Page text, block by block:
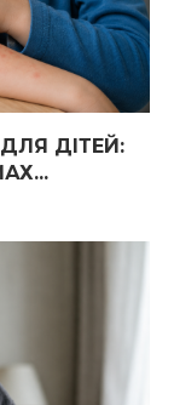
ДІТЕЙ: